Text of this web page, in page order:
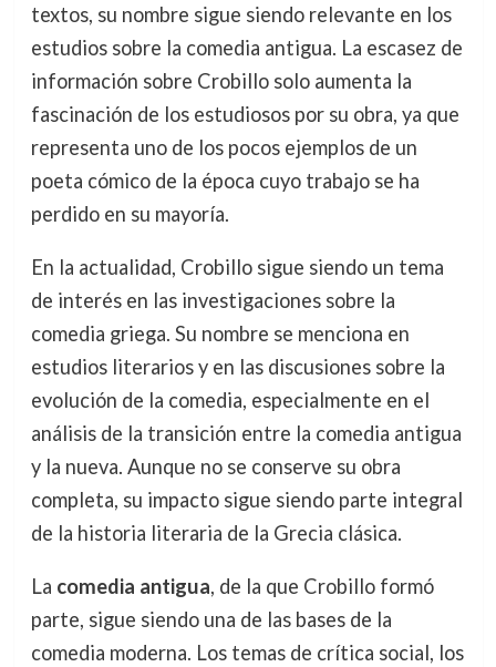
textos, su nombre sigue siendo relevante en los
estudios sobre la comedia antigua. La escasez de
información sobre Crobillo solo aumenta la
fascinación de los estudiosos por su obra, ya que
representa uno de los pocos ejemplos de un
poeta cómico de la época cuyo trabajo se ha
perdido en su mayoría.
En la actualidad, Crobillo sigue siendo un tema
de interés en las investigaciones sobre la
comedia griega. Su nombre se menciona en
estudios literarios y en las discusiones sobre la
evolución de la comedia, especialmente en el
análisis de la transición entre la comedia antigua
y la nueva. Aunque no se conserve su obra
completa, su impacto sigue siendo parte integral
de la historia literaria de la Grecia clásica.
La comedia antigua, de la que Crobillo formó
parte, sigue siendo una de las bases de la
comedia moderna. Los temas de crítica social, los